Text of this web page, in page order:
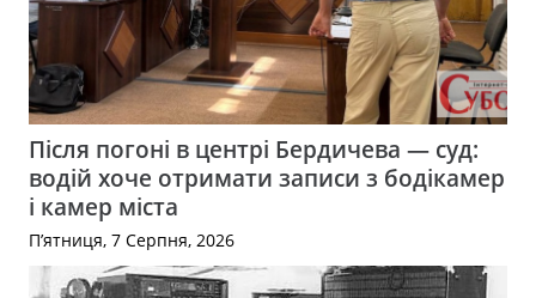
Після погоні в центрі Бердичева — суд:
водій хоче отримати записи з бодікамер
і камер міста
П’ятниця, 7 Серпня, 2026